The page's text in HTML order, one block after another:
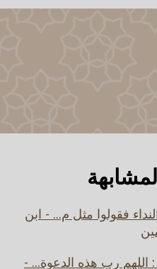
فقولوا مثل م... - ابن
اللهم رب هذه الدعوة... -